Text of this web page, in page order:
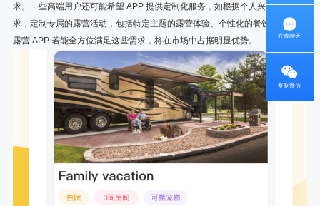
求。一些高端用户还可能希望 APP 提供定制化服务，如根据个人兴趣和需
求，定制专属的露营活动，包括特定主题的露营体验、个性化的餐饮安排等。
露营 APP 若能全方位满足这些需求，将在市场中占据明显优势。
在线聊天
复制微信